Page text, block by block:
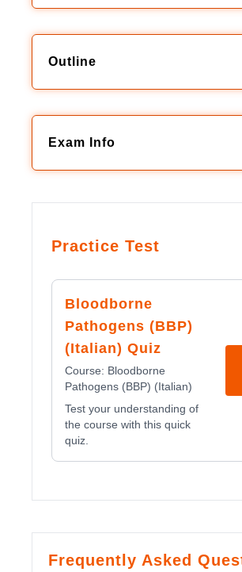
Outline
Exam Info
Practice Test
Bloodborne
Pathogens (BBP)
(Italian) Quiz
Course: Bloodborne
Pathogens (BBP) (Italian)
Test your understanding of
the course with this quick
quiz.
Frequently Asked